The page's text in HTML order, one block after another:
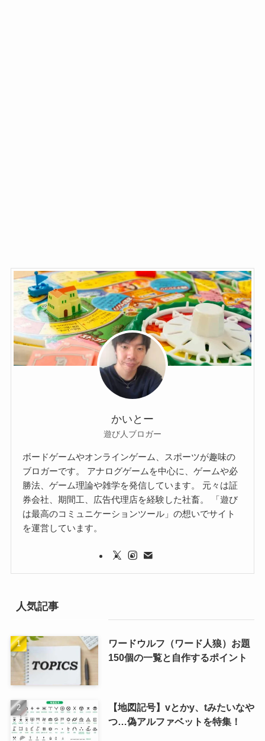
かいとー
遊び人ブロガー
ボードゲームやオンラインゲーム、スポーツが趣味の
ブロガーです。 アナログゲームを中心に、ゲームや必
勝法、ゲーム理論や雑学を発信しています。 元々は証
券会社、期間工、広告代理店を経験した社畜。 「遊び
は最高のコミュニケーションツール」の想いでサイト
を運営しています。
人気記事
ワードウルフ（ワード人狼）お題
150個の一覧と自作するポイント
【地図記号】vとかy、tみたいなや
つ…偽アルファベットを特集！